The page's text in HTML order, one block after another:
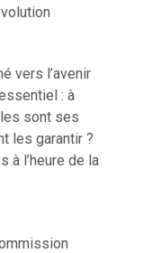
vers l’avenir
: à
sont ses
les garantir ?
à l’heure de la